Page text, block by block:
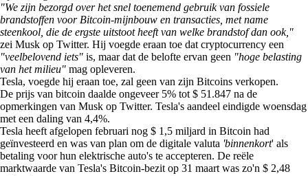
"We zijn bezorgd over het snel toenemend gebruik van fossiele
brandstoffen voor Bitcoin-mijnbouw en transacties, met name
steenkool, die de ergste uitstoot heeft van welke brandstof dan ook,"
zei Musk op Twitter. Hij voegde eraan toe dat cryptocurrency een
"veelbelovend iets" is, maar dat de belofte ervan geen "hoge belasting
van het milieu" mag opleveren.
Tesla, voegde hij eraan toe, zal geen van zijn Bitcoins verkopen.
De prijs van bitcoin daalde ongeveer 5% tot $ 51.847 na de
opmerkingen van Musk op Twitter. Tesla's aandeel eindigde woensdag
met een daling van 4,4%.
Tesla heeft afgelopen februari nog $ 1,5 miljard in Bitcoin had
geïnvesteerd en was van plan om de digitale valuta 'binnenkort' als
betaling voor hun elektrische auto's te accepteren. De reële
marktwaarde van Tesla's Bitcoin-bezit op 31 maart was zo'n $ 2,48